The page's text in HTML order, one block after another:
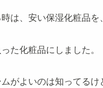
は、安い保湿化粧品を
た化粧品にしました。
がよいのは知ってるけ